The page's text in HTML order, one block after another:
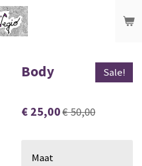
Body Sale!
€ 25,00€ 50,00
Maat